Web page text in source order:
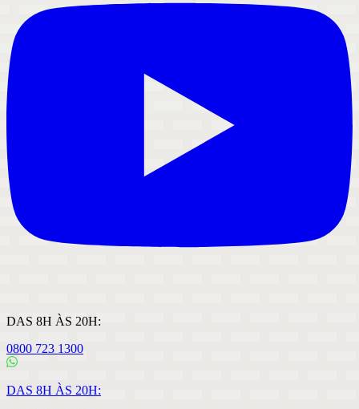
DAS 8H ÀS 20H:
0800 723 1300
DAS 8H ÀS 20H: